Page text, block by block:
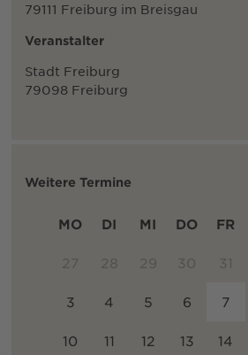
79111 Freiburg im Breisgau
Veranstalter
Stadt Freiburg
79098 Freiburg
Weitere Termine
MO DI MI DO FR
27 28 29 30 31
3 4 5 6 7
10 11 12 13 14